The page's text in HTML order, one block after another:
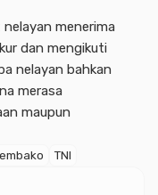
menerima
dan mengikuti
nelayan bahkan
merasa
maupun
TNI